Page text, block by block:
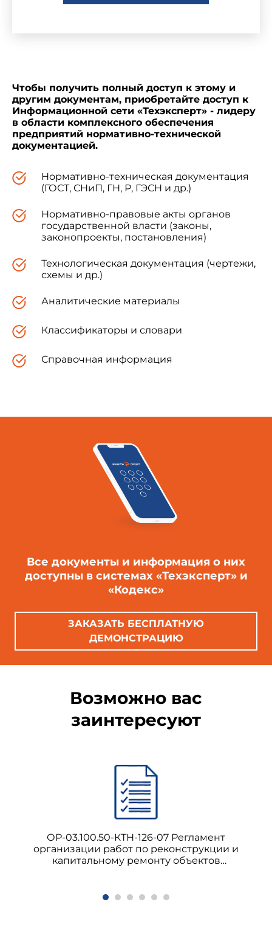
Чтобы получить полный доступ к этому и
другим документам, приобретайте доступ к
Информационной сети «Техэксперт» - лидеру
в области комплексного обеспечения
предприятий нормативно-технической
документацией.
Нормативно-техническая документация
(ГОСТ, СНиП, ГН, Р, ГЭСН и др.)
Нормативно-правовые акты органов
государственной власти (законы,
законопроекты, постановления)
Технологическая документация (чертежи,
схемы и др.)
Аналитические материалы
Классификаторы и словари
Справочная информация
Все документы и информация о них
доступны в системах «Техэксперт» и
«Кодекс»
ЗАКАЗАТЬ БЕСПЛАТНУЮ
ДЕМОНСТРАЦИЮ
Возможно вас
заинтересуют
ОР-03.100.50-КТН-126-07 Регламент
организации работ по реконструкции и
капитальному ремонту объектов
выборочным ремонтом